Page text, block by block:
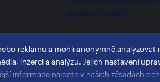
reklamu a mohli anonymně analyzovat
inzerci a analýzu. Jejich nastavení
informace najdete v našich zásadách